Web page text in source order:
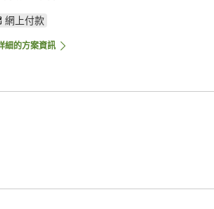
網上付款
細的方案資訊